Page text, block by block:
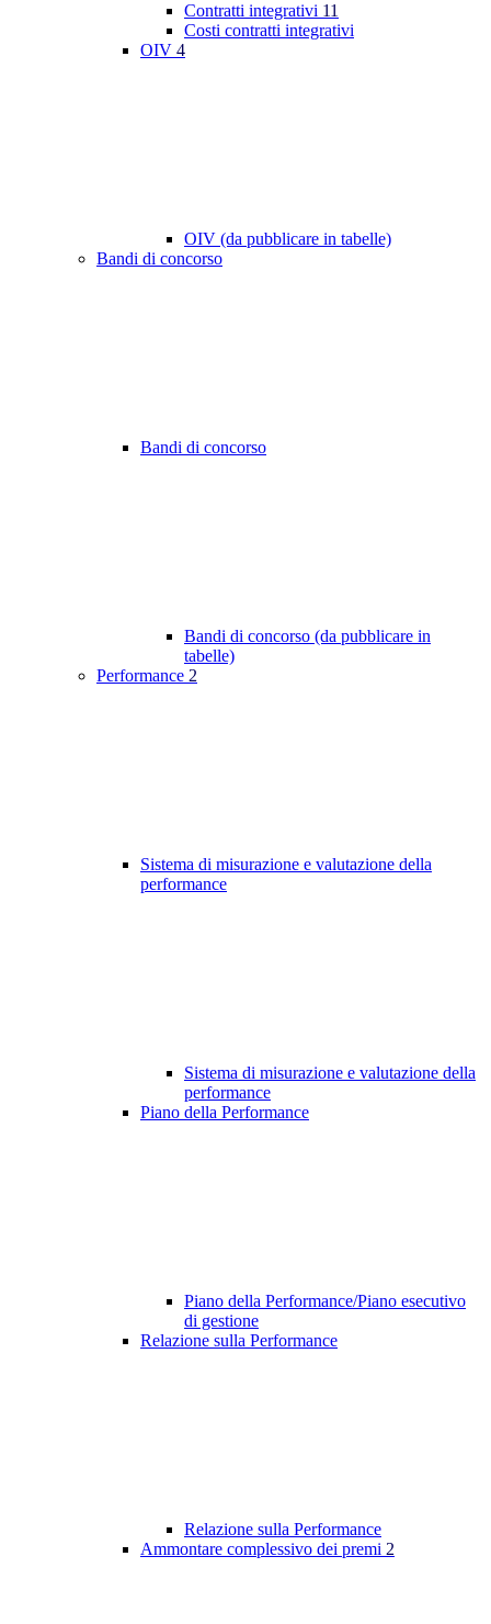
Contratti integrativi 11
Costi contratti integrativi
OIV 4
OIV (da pubblicare in tabelle)
Bandi di concorso
Bandi di concorso
Bandi di concorso (da pubblicare in
tabelle)
Performance 2
Sistema di misurazione e valutazione della
performance
Sistema di misurazione e valutazione della
performance
Piano della Performance
Piano della Performance/Piano esecutivo
di gestione
Relazione sulla Performance
Relazione sulla Performance
Ammontare complessivo dei premi 2